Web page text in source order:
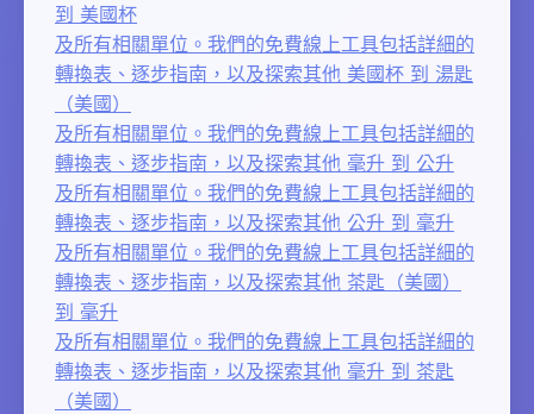
到 美國杯
及所有相關單位。我們的免費線上工具包括詳細的
轉換表、逐步指南，以及探索其他 美國杯 到 湯匙
（美國）
及所有相關單位。我們的免費線上工具包括詳細的
轉換表、逐步指南，以及探索其他 毫升 到 公升
及所有相關單位。我們的免費線上工具包括詳細的
轉換表、逐步指南，以及探索其他 公升 到 毫升
及所有相關單位。我們的免費線上工具包括詳細的
轉換表、逐步指南，以及探索其他 茶匙（美國）
到 毫升
及所有相關單位。我們的免費線上工具包括詳細的
轉換表、逐步指南，以及探索其他 毫升 到 茶匙
（美國）